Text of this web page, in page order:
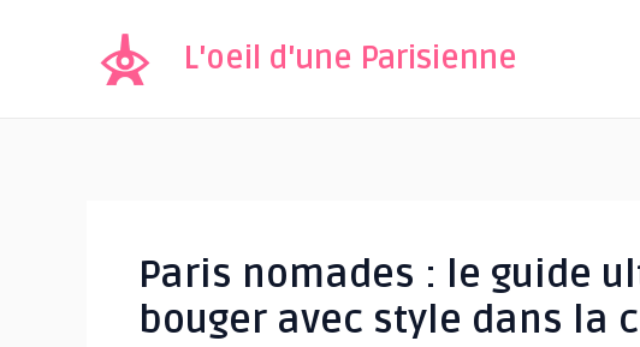
L'oeil d'une Parisienne
Paris nomades : le guide
bouger avec style dans la